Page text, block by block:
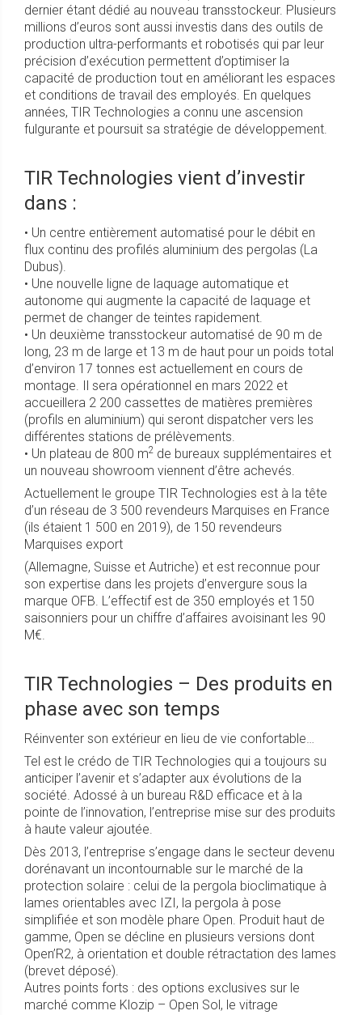
dernier étant dédié au nouveau transstockeur. Plusieurs
millions d’euros sont aussi investis dans des outils de
production ultra-performants et robotisés qui par leur
précision d’exécution permettent d’optimiser la
capacité de production tout en améliorant les espaces
et conditions de travail des employés. En quelques
années, TIR Technologies a connu une ascension
fulgurante et poursuit sa stratégie de développement.
TIR Technologies vient d’investir
dans :
• Un centre entièrement automatisé pour le débit en
flux continu des profilés aluminium des pergolas (La
Dubus).
• Une nouvelle ligne de laquage automatique et
autonome qui augmente la capacité de laquage et
permet de changer de teintes rapidement.
• Un deuxième transstockeur automatisé de 90 m de
long, 23 m de large et 13 m de haut pour un poids total
d’environ 17 tonnes est actuellement en cours de
montage. Il sera opérationnel en mars 2022 et
accueillera 2 200 cassettes de matières premières
(profils en aluminium) qui seront dispatcher vers les
différentes stations de prélèvements.
• Un plateau de 800 m2 de bureaux supplémentaires et
un nouveau showroom viennent d’être achevés.
Actuellement le groupe TIR Technologies est à la tête
d’un réseau de 3 500 revendeurs Marquises en France
(ils étaient 1 500 en 2019), de 150 revendeurs
Marquises export
(Allemagne, Suisse et Autriche) et est reconnue pour
son expertise dans les projets d’envergure sous la
marque OFB. L’effectif est de 350 employés et 150
saisonniers pour un chiffre d’affaires avoisinant les 90
M€.
TIR Technologies – Des produits en
phase avec son temps
Réinventer son extérieur en lieu de vie confortable…
Tel est le crédo de TIR Technologies qui a toujours su
anticiper l’avenir et s’adapter aux évolutions de la
société. Adossé à un bureau R&D efficace et à la
pointe de l’innovation, l’entreprise mise sur des produits
à haute valeur ajoutée.
Dès 2013, l’entreprise s’engage dans le secteur devenu
dorénavant un incontournable sur le marché de la
protection solaire : celui de la pergola bioclimatique à
lames orientables avec IZI, la pergola à pose
simplifiée et son modèle phare Open. Produit haut de
gamme, Open se décline en plusieurs versions dont
Open’R2, à orientation et double rétractation des lames
(brevet déposé).
Autres points forts : des options exclusives sur le
marché comme Klozip – Open Sol, le vitrage